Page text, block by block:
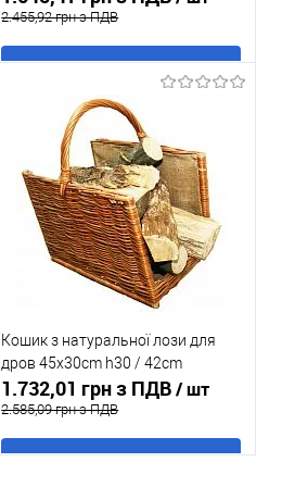
2.455,92 грн з ПДВ
В кошик
Купити в 1 клік
порівняння
У обране
В наявності
Кошик з натуральної лози для
дров 45x30cm h30 / 42cm
1.732,01 грн з ПДВ/ шт
2.585,09 грн з ПДВ